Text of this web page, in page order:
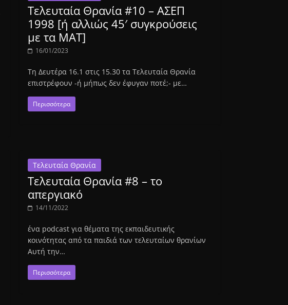
Τελευταία Θρανία #10 – ΑΣΕΠ
1998 [ή αλλιώς 45′ συγκρούσεις
με τα ΜΑΤ]
16/01/2023
Τη Δευτέρα 16.1 στις 15.30 τα Τελευταία Θρανία
επιστρέφουν -ή μήπως δεν έφυγαν ποτέ;- με…
Περισσότερα
Τελευταία Θρανία
Τελευταία Θρανία #8 – το
απεργιακό
14/11/2022
ένα podcast για θέματα της εκπαιδευτικής
κοινότητας από τα παιδιά των τελευταίων θρανίων
Αυτή την…
Περισσότερα